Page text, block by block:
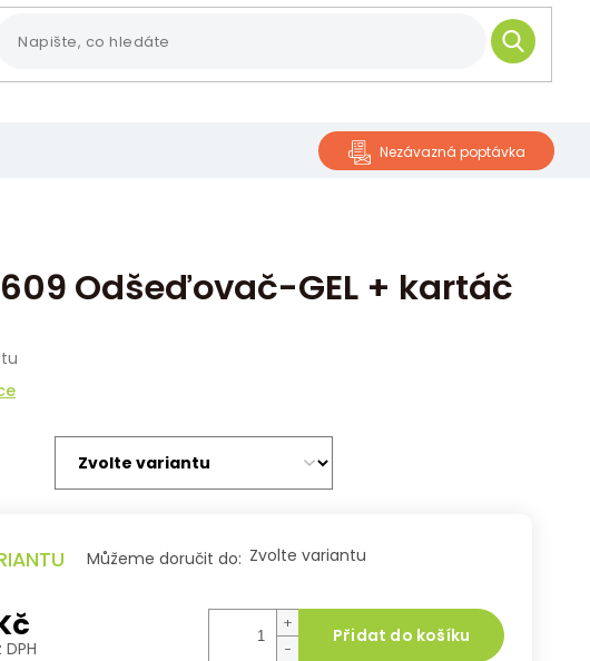
HLEDAT
Nezávazná poptávka
Odšeďovač-GEL + kartáč
Můžeme doručit do: Zvolte variantu
+
−
Přidat do košíku